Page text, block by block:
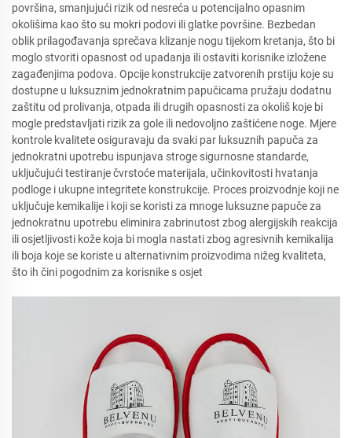
površina, smanjujući rizik od nesreća u potencijalno opasnim
okolišima kao što su mokri podovi ili glatke površine. Bezbedan
oblik prilagođavanja sprečava klizanje nogu tijekom kretanja, što bi
moglo stvoriti opasnost od upadanja ili ostaviti korisnike izložene
zagađenjima podova. Opcije konstrukcije zatvorenih prstiju koje su
dostupne u luksuznim jednokratnim papučicama pružaju dodatnu
zaštitu od prolivanja, otpada ili drugih opasnosti za okoliš koje bi
mogle predstavljati rizik za gole ili nedovoljno zaštićene noge. Mjere
kontrole kvalitete osiguravaju da svaki par luksuznih papuča za
jednokratni upotrebu ispunjava stroge sigurnosne standarde,
uključujući testiranje čvrstoće materijala, učinkovitosti hvatanja
podloge i ukupne integritete konstrukcije. Proces proizvodnje koji ne
uključuje kemikalije i koji se koristi za mnoge luksuzne papuče za
jednokratnu upotrebu eliminira zabrinutost zbog alergijskih reakcija
ili osjetljivosti kože koja bi mogla nastati zbog agresivnih kemikalija
ili boja koje se koriste u alternativnim proizvodima nižeg kvaliteta,
što ih čini pogodnim za korisnike s osjet